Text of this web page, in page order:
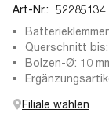
Art-Nr.: 52285134
Pluspol
Querschnitt bis:
Bolzen-Ø: 10
Filiale wählen